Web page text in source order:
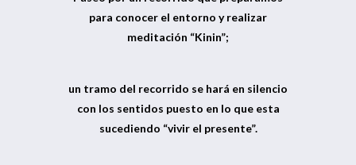
para conocer el entorno y realizar
meditación “Kinin”;
un tramo del recorrido se hará en silencio
con los sentidos puesto en lo que esta
sucediendo “vivir el presente”.